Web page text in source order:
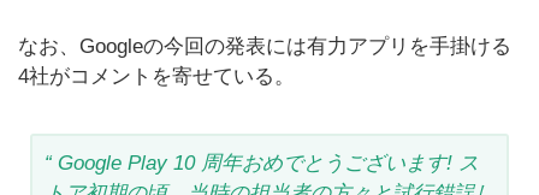
なお、Googleの今回の発表には有力アプリを手掛ける
4社がコメントを寄せている。
“ Google Play 10 周年おめでとうございます! ス